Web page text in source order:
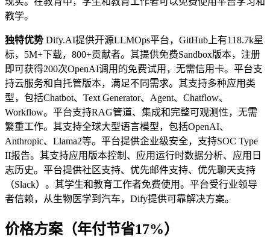
教学。
独特优势 Dify.AI提供开源LLMOps平台，GitHub上有118.7k星
标，5M+下载，800+贡献者。其提供免费Sandbox版本，注册
即可获得200次OpenAI调用的免费试用，无需信用卡。平台支
持云服务和自托管版本，满足不同需求。其支持多种应用类
型，包括Chatbot、Text Generator、Agent、Chatflow、
Workflow。平台支持RAG管道、集成和完整可观测性，无需
繁重工作。其支持全球大型语言模型，包括OpenAI、
Anthropic、Llama2等。平台提供企业级安全，支持SOC Type
II报告。其支持应用版本控制、应用运行时数据分析、应用日
志历史。平台提供社区支持、优先邮件支持、优先聊天支持
（Slack）。其学生和教育工作者免费使用。平台受行业领导
者信赖，从生物医学到汽车，Dify提供可靠解决方案。
价格方案（年付节省17%）